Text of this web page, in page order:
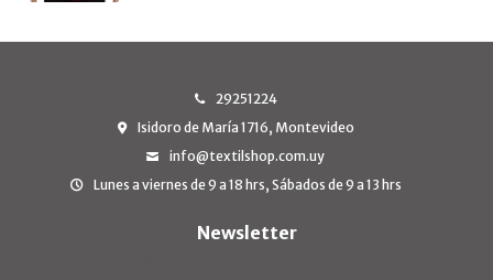
29251224
Isidoro de María 1716, Montevideo
info@textilshop.com.uy
Lunes a viernes de 9 a 18 hrs, Sábados de 9 a 13 hrs
Newsletter